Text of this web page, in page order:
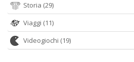
Storia (29)
Viaggi (11)
Videogiochi (19)